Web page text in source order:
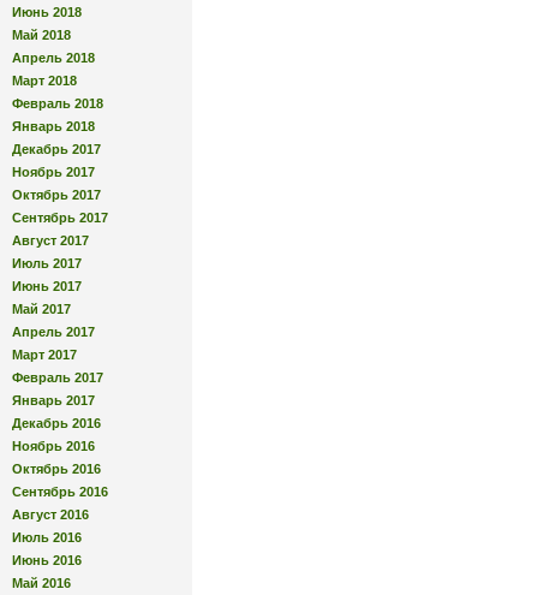
Июнь 2018
Май 2018
Апрель 2018
Март 2018
Февраль 2018
Январь 2018
Декабрь 2017
Ноябрь 2017
Октябрь 2017
Сентябрь 2017
Август 2017
Июль 2017
Июнь 2017
Май 2017
Апрель 2017
Март 2017
Февраль 2017
Январь 2017
Декабрь 2016
Ноябрь 2016
Октябрь 2016
Сентябрь 2016
Август 2016
Июль 2016
Июнь 2016
Май 2016